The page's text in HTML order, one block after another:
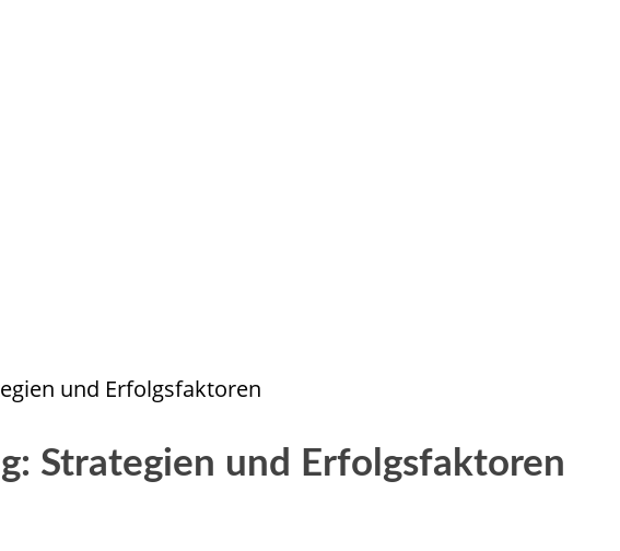
und Erfolgsfaktoren
Strategien und Erfolgsfaktoren